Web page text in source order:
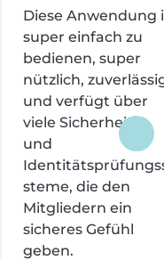
Diese Anwendung
super einfach zu
bedienen, super
nützlich,
und verfügt über
viele Sicherheits-
und
steme, die den
Mitgliedern ein
sicheres Gefühl
geben.